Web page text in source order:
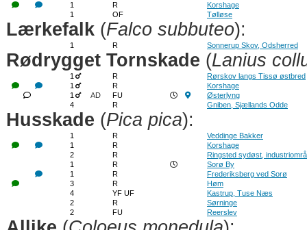
1 R
Korshage
1
OF Tølløse
Lærkefalk (Falco subbuteo):
1 R Sonnerup Skov, Odsherred
Rødrygget Tornskade (Lanius
1 R
Rørskov langs Tissø østbred
1
R
Korshage
1
AD FU
Østerlyng
4
R Gniben, Sjællands Odde
Husskade (Pica pica):
1 R
Veddinge Bakker
1
R
Korshage
2
R
Ringsted sydøst,
1
R
Sorø By
1
R
Frederiksberg ved Sorø
3
R
Høm
4
YF UF
Kastrup, Tuse Næs
2
R
Sørninge
2
FU Reerslev